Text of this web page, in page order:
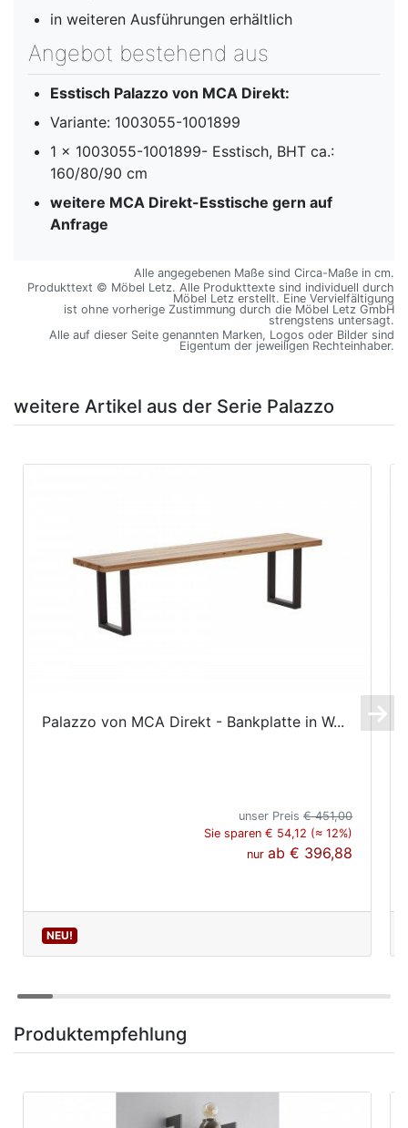
in weiteren Ausführungen erhältlich
Angebot bestehend aus
Esstisch Palazzo von MCA Direkt:
Variante: 1003055-1001899
1 x 1003055-1001899- Esstisch, BHT ca.:
160/80/90 cm
weitere MCA Direkt-Esstische gern auf
Anfrage
Alle angegebenen Maße sind Circa-Maße in cm.
Produkttext © Möbel Letz. Alle Produkttexte sind individuell durch
Möbel Letz erstellt. Eine Vervielfältigung
ist ohne vorherige Zustimmung durch die Möbel Letz GmbH
strengstens untersagt.
Alle auf dieser Seite genannten Marken, Logos oder Bilder sind
Eigentum der jeweiligen Rechteinhaber.
weitere Artikel aus der Serie Palazzo
Palazzo von MCA Direkt - Bankplatte in W...
unser Preis€ 451,00
Sie sparen € 54,12 (≈ 12%)
nurab€ 396,88
NEU!
Produktempfehlung